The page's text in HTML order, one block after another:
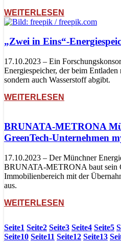
WEITERLESEN
„Zwei in Eins“-
17.10.2023 – Ein
Energiespeicher, der beim
sondern auch Wasserstoff abgibt.
WEITERLESEN
BRUNATA-METRONA
GreenTech-Unternehmen
17.10.2023 – Der Münchner
BRUNATA-METRONA baut sein
Immobilienbereich mit der
aus.
WEITERLESEN
Seite1 Seite2 Seite3 Seite4 Seite5
Seite10 Seite11 Seite12 Seite13